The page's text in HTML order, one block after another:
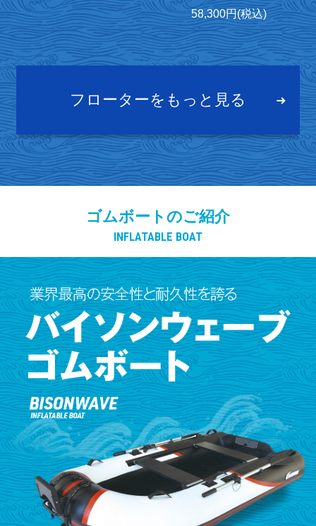
58,300円(税込)
フローターをもっと見る
ゴムボートのご紹介
INFLATABLE BOAT